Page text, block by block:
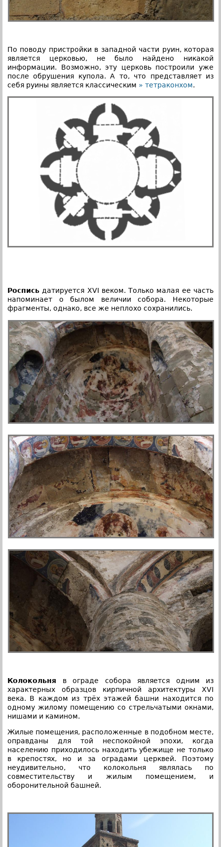
По поводу пристройки в западной части руин, которая
является церковью, не было найдено никакой
информации. Возможно, эту церковь построили уже
после обрушения купола. А то, что представляет из
себя руины является классическим » тетраконхом.
Роспись датируется XVI веком. Только малая ее часть
напоминает о былом величии собора. Некоторые
фрагменты, однако, все же неплохо сохранились.
Колокольня в ограде собора является одним из
характерных образцов кирпичной архитектуры XVI
века. В каждом из трёх этажей башни находится по
одному жилому помещению со стрельчатыми окнами,
нишами и камином.
Жилые помещения, расположенные в подобном месте,
оправданы для той неспокойной эпохи, когда
населению приходилось находить убежище не только
в крепостях, но и за оградами церквей. Поэтому
неудивительно, что колокольня являлась по
совместительству и жилым помещением, и
оборонительной башней.